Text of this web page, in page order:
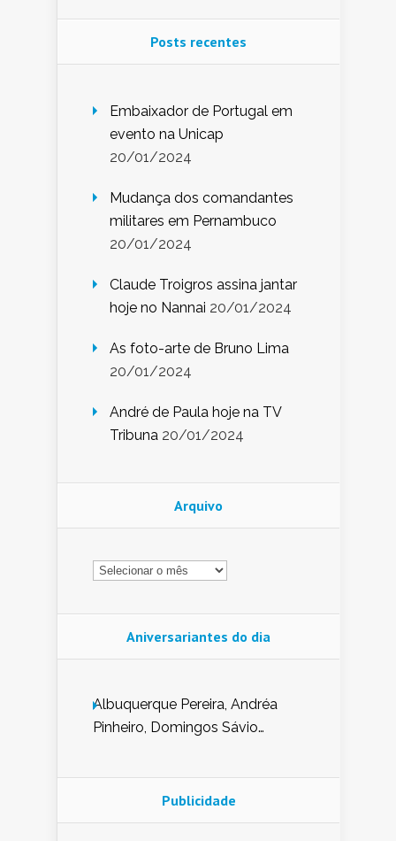
Posts recentes
Embaixador de Portugal em
evento na Unicap
20/01/2024
Mudança dos comandantes
militares em Pernambuco
20/01/2024
Claude Troigros assina jantar
hoje no Nannai 20/01/2024
As foto-arte de Bruno Lima
20/01/2024
André de Paula hoje na TV
Tribuna 20/01/2024
Arquivo
Arquivo
Aniversariantes do dia
Albuquerque Pereira, Andréa
Pinheiro, Domingos Sávio
Nunes de Sena, Fátima Peixoto,
Glória Pereira, Kátia Mesel,
Publicidade